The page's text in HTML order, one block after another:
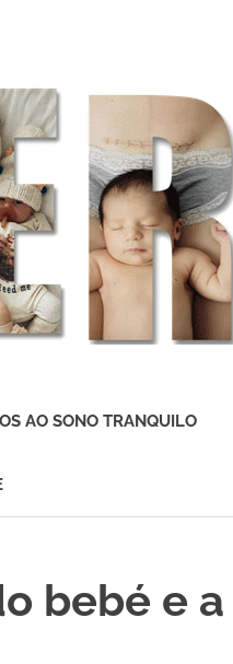
AO SONO TRANQUILO
bebé e